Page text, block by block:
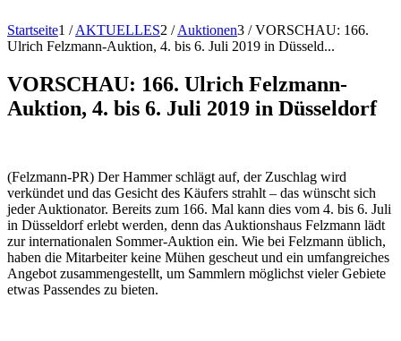
Startseite1 / AKTUELLES2 / Auktionen3 / VORSCHAU: 166.
Ulrich Felzmann-Auktion, 4. bis 6. Juli 2019 in Düsseld...
VORSCHAU: 166. Ulrich Felzmann-
Auktion, 4. bis 6. Juli 2019 in Düsseldorf
(Felzmann-PR) Der Hammer schlägt auf, der Zuschlag wird
verkündet und das Gesicht des Käufers strahlt – das wünscht sich
jeder Auktionator. Bereits zum 166. Mal kann dies vom 4. bis 6. Juli
in Düsseldorf erlebt werden, denn das Auktionshaus Felzmann lädt
zur internationalen Sommer-Auktion ein. Wie bei Felzmann üblich,
haben die Mitarbeiter keine Mühen gescheut und ein umfangreiches
Angebot zusammengestellt, um Sammlern möglichst vieler Gebiete
etwas Passendes zu bieten.